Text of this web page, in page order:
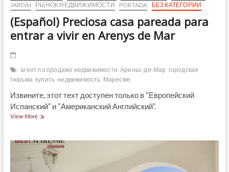
JARDÍN
РЫНОК НЕДВИЖИМОСТИ PORTADA БЕЗ КАТЕГОРИИ
(Español) Preciosa casa pareada para
entrar a vivir en Arenys de Mar
агент по продаже недвижимости Ареньс-де-Мар городская
тюрьма купить недвижимость Маресме
Извините, этот техт доступен только в “Европейский
Испанский” и “Американский Английский”.
View More(Español)
pareada
para
entrar